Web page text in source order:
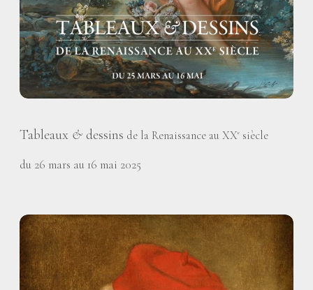
Tableaux & dessins de la Renaissance au XXe siècle
du 26 mars au 16 mai 2025